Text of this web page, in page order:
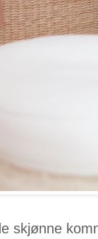
skjønne